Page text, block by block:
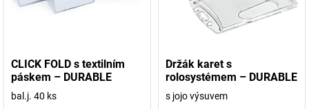
CLICK FOLD s textilním
páskem – DURABLE
bal.j. 40 ks
Držák karet s
rolosystémem – DURABLE
s jojo výsuvem